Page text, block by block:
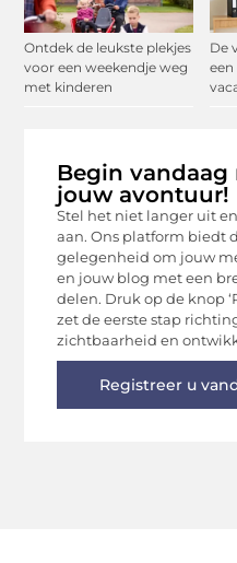
Ontdek de leukste plekjes
voor een weekendje weg
met kinderen
De
Begin
jouw avontuur!
Stel het niet langer uit
aan. Ons platform biedt
gelegenheid om jouw
en jouw blog met een
delen. Druk op de knop
zet de eerste stap
zichtbaarheid en
Registreer u